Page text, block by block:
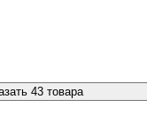
43 товара